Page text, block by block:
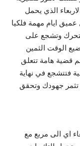
الذي يحمل
ايام مهمة فلكيا
وتشجع على
الوقت الثمين
قضية هامة تتعلق
فتتشجع في نهاية
جهودك وتحقق
اي الى مربع مع